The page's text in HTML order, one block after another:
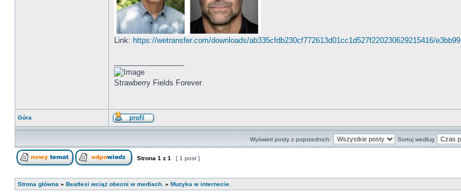
Link: https://wetransfer.com/downloads/ab335cfdb230cf772613d01cc1d527f220230629215416/e3bb99
Strawberry Fields Forever
Góra
Wyświetl posty z poprzednich: Sortuj według
Strona 1 z 1 [ 1 post ]
Strona główna » Beatlesi wciąż obecni w mediach. » Muzyka w internecie.